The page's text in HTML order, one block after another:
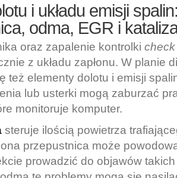
i układu emisji
odma, EGR i
oraz zapalenie kontrolki
z układu zapłonu. W planie
też elementy dolotu i emisji
lub usterki mogą zaburzać
monitoruje komputer.
steruje ilością powietrza
przepustnica może
prowadzić do objawów